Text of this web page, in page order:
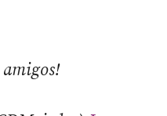
amigos!